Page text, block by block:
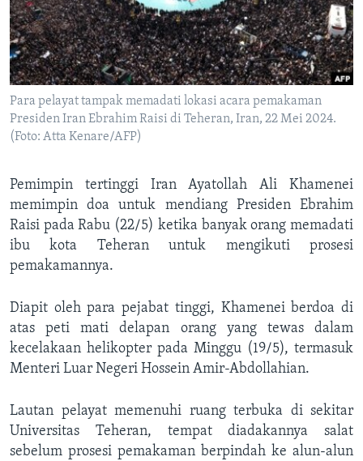
Para pelayat tampak memadati lokasi acara pemakaman
Presiden Iran Ebrahim Raisi di Teheran, Iran, 22 Mei 2024.
(Foto: Atta Kenare/AFP)
Pemimpin tertinggi Iran Ayatollah Ali Khamenei
memimpin doa untuk mendiang Presiden Ebrahim
Raisi pada Rabu (22/5) ketika banyak orang memadati
ibu kota Teheran untuk mengikuti prosesi
pemakamannya.
Diapit oleh para pejabat tinggi, Khamenei berdoa di
atas peti mati delapan orang yang tewas dalam
kecelakaan helikopter pada Minggu (19/5), termasuk
Menteri Luar Negeri Hossein Amir-Abdollahian.
Lautan pelayat memenuhi ruang terbuka di sekitar
Universitas Teheran, tempat diadakannya salat
sebelum prosesi pemakaman berpindah ke alun-alun